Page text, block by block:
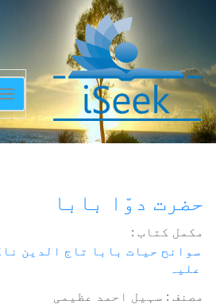
حضرت دوّا بابا
مکمل کتاب :
سوانح حیات بابا تاج الدین
علیہ
مصنف : سہیل احمد عظیمی